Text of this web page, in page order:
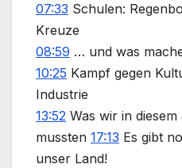
07:33 Schulen:
Kreuze
08:59 … und was
10:25 Kampf gegen
Industrie
13:52 Was wir in
mussten 17:13 Es gibt
unser Land!